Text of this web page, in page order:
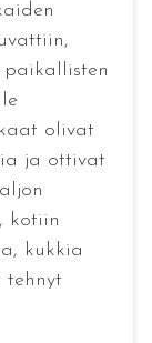
paikallisten
olivat
ja ottivat
kotiin
kukkia
tehnyt